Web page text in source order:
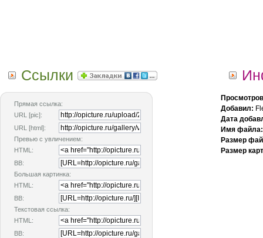
Ссылки
Прямая ссылка:
URL [pic]:
URL [html]:
Превью с увличением:
HTML:
BB:
Большая картинка:
HTML:
BB:
Текстовая ссылка:
HTML:
BB:
Добавил:
Дата
Имя файла:
Размер
Размер